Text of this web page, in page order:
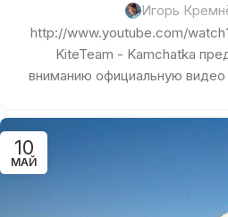
Игорь
http://www.youtube.com/
KiteTeam - Kamchatka
вниманию официальную
10
МАЙ